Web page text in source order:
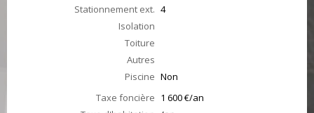
Stationnement ext. 4
Isolation
Toiture
Autres
Piscine Non
Taxe foncière 1 600 €/an